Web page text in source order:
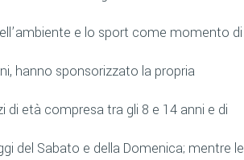
e lo sport come momento di
hanno sponsorizzato la propria
età compresa tra gli 8 e 14 anni e di
del Sabato e della Domenica; mentre le